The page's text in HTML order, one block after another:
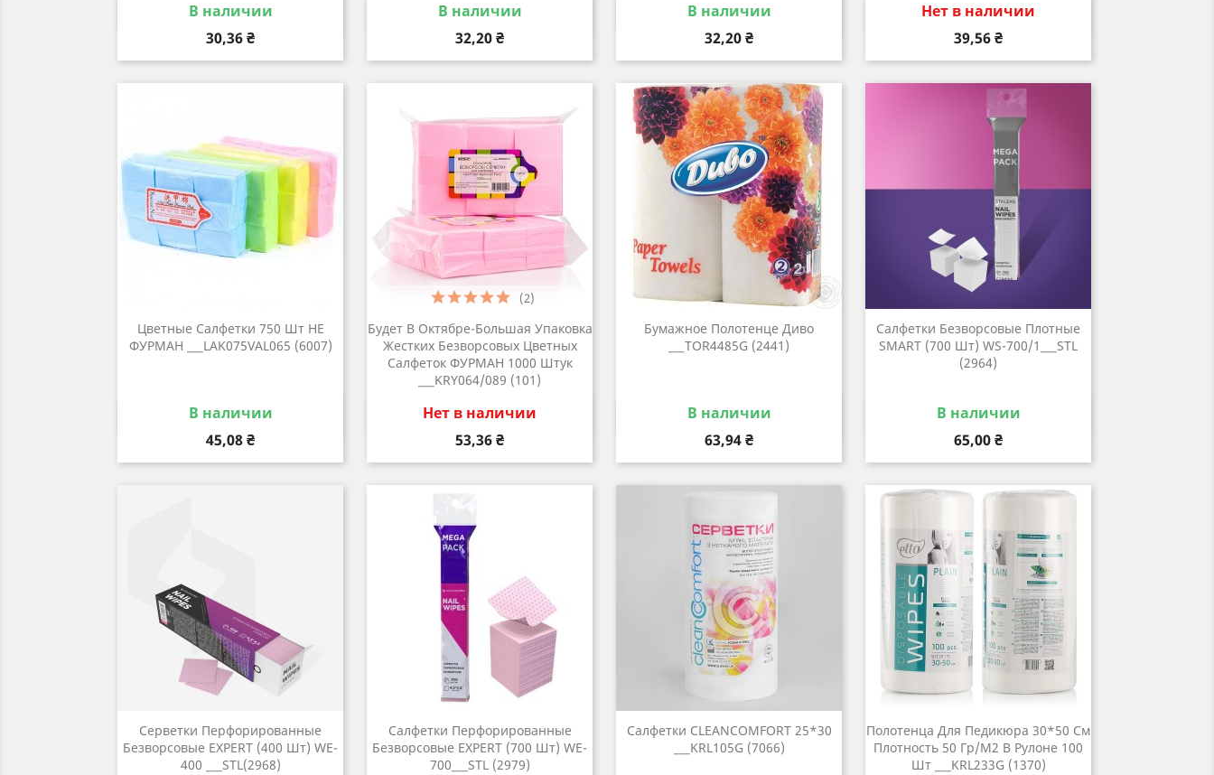
В наличии
Цена
30,36 ₴
Быстрый просмотр
В наличии
Цена
32,20 ₴
Быстрый просмотр
В наличии
Цена
32,20 ₴
Быстрый просмотр
Нет в наличии
Цена
39,56 ₴
Быстрый просмотр
Цветные Салфетки 750 Шт НЕ
ФУРМАН ___LAK075VAL065 (6007)
В наличии
Цена
45,08 ₴
Быстрый просмотр
Будет В Октябре-Большая Упаковка
Жестких Безворсовых Цветных
Салфеток ФУРМАН 1000 Штук
___KRY064/089 (101)
Нет в наличии
Цена
53,36 ₴
(2)
Быстрый просмотр
Бумажное Полотенце Диво
___TOR4485G (2441)
В наличии
Цена
63,94 ₴
Быстрый просмотр
Салфетки Безворсовые Плотные
SMART (700 Шт) WS-700/1___STL
(2964)
В наличии
Цена
65,00 ₴
Быстрый просмотр
Серветки Перфорированные
Безворсовые EXPERT (400 Шт) WE-
400 ___STL(2968)
Салфетки Перфорированные
Безворсовые EXPERT (700 Шт) WE-
700___STL (2979)
Салфетки CLEANCOMFORT 25*30
___KRL105G (7066)
Полотенца Для Педикюра 30*50 См
Плотность 50 Гр/м2 В Рулоне 100
Шт ___KRL233G (1370)